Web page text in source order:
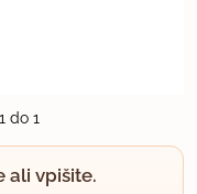
do 1
ali vpišite.